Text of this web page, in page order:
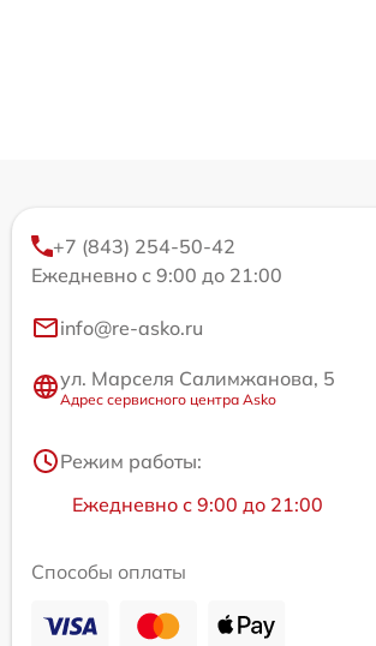
+7 (843) 254-50-42
Ежедневно с 9:00 до 21:00
info@re-asko.ru
ул. Марселя Салимжанова, 5
Адрес сервисного центра Asko
Режим работы:
Ежедневно с 9:00 до 21:00
Способы оплаты